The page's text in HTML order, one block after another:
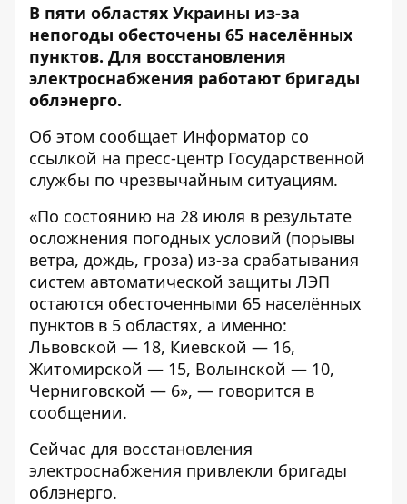
В пяти областях Украины из-за
непогоды обесточены 65 населённых
пунктов. Для восстановления
электроснабжения работают бригады
облэнерго.
Об этом сообщает Информатор со
ссылкой на пресс-центр Государственной
службы по чрезвычайным ситуациям.
«По состоянию на 28 июля в результате
осложнения погодных условий (порывы
ветра, дождь, гроза) из-за срабатывания
систем автоматической защиты ЛЭП
остаются обесточенными 65 населённых
пунктов в 5 областях, а именно:
Львовской — 18, Киевской — 16,
Житомирской — 15, Волынской — 10,
Черниговской — 6», — говорится в
сообщении.
Сейчас для восстановления
электроснабжения привлекли бригады
облэнерго.